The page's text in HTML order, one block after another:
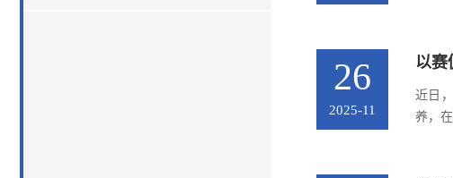
26
2025-11
以赛
近日
养，